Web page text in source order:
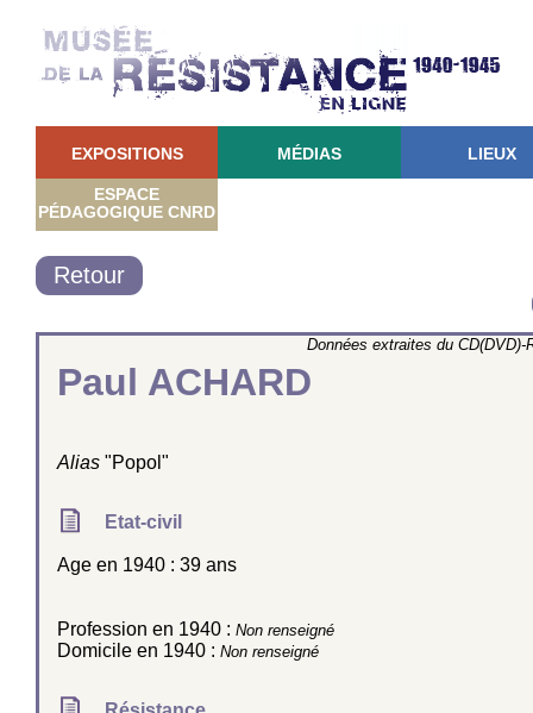
EXPOSITIONS MÉDIAS LIEUX
ESPACE
PÉDAGOGIQUE CNRD
Retour
Données extraites du
Paul ACHARD
Alias "Popol"
Etat-civil
Age en 1940 : 39 ans
Profession en 1940 : Non renseigné
Domicile en 1940 : Non renseigné